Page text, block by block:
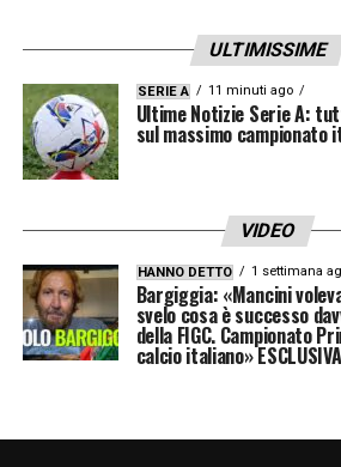
giocatore è ormai chiara:
soluzione già a gennaio,
ambiente che gli garantisca
continuità. La Juventus
mentre l’Inter dovrà decidere
calciatore scontento o aprire
potenzialmente clamorosa.
ULTIMISSIME
SERIE A 11 minuti ago
Ultime Notizie Serie A:
sul massimo campionato
VIDEO
HANNO DETTO 1 settimana
Bargiggia: «Mancini
svelo cosa è successo
della FIGC. Campionato
calcio italiano»